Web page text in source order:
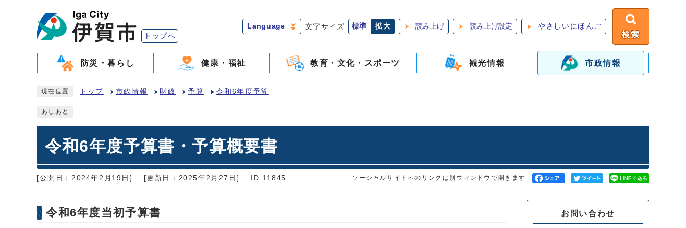
トップへ
Language 文字サイズ 標準 拡大 読み上げ 読み上げ設定 やさしいにほんご
検索
防災・暮らし 健康・福祉 教育・文化・スポーツ 観光情報 市政情報
現在位置 トップ 市政情報 財政 予算 令和6年度予算
あしあと
令和6年度予算書・予算概要書
[公開日：2024年2月19日] [更新日：2025年2月27日] ID:11845 ソーシャルサイトへのリンクは別ウィンドウで開きます
令和6年度当初予算書 お問い合わせ